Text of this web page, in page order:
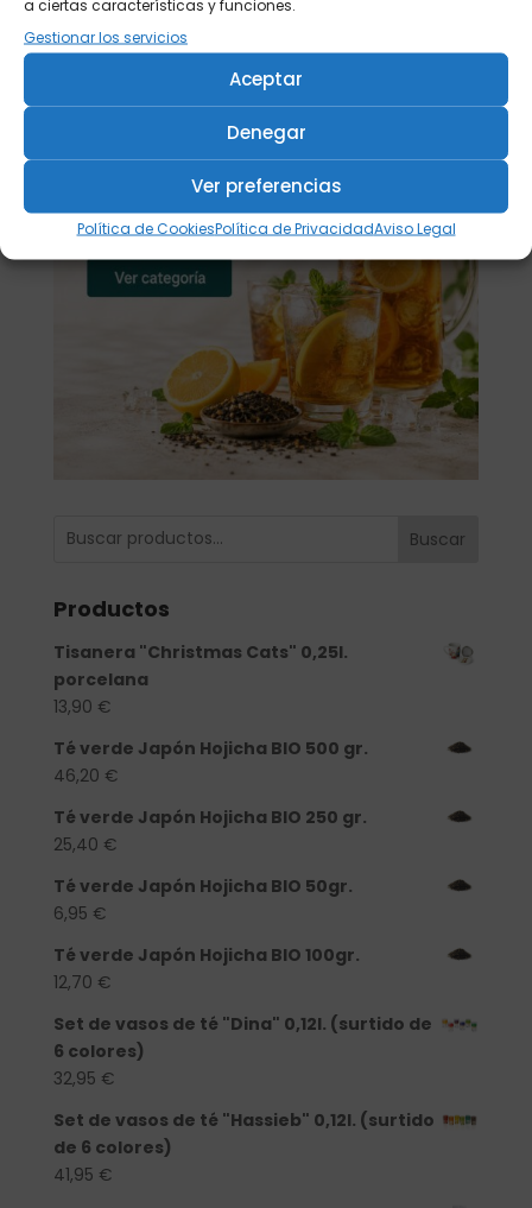
a ciertas características y funciones.
Gestionar los servicios
Aceptar
Denegar
Ver preferencias
Política de CookiesPolítica de PrivacidadAviso Legal
Buscar
Productos
Tisanera "Christmas Cats" 0,25l.
porcelana
13,90 €
Té verde Japón Hojicha BIO 500 gr.
46,20 €
Té verde Japón Hojicha BIO 250 gr.
25,40 €
Té verde Japón Hojicha BIO 50gr.
6,95 €
Té verde Japón Hojicha BIO 100gr.
12,70 €
Set de vasos de té "Dina" 0,12l. (surtido de
6 colores)
32,95 €
Set de vasos de té "Hassieb" 0,12l. (surtido
de 6 colores)
41,95 €